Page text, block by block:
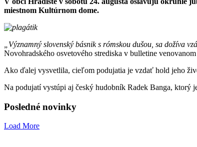
miestnom Kultúrnom dome.
„Významný slovenský básnik s rómskou dušou, sa dožíva
Novohradského osvetového strediska v bulletine
Ako ďalej vysvetlila, cieľom podujatia je vzdať hold jeho
Na podujatí vystúpi aj český hudobník Radek Banga, ktorý
Posledné novinky
Load More